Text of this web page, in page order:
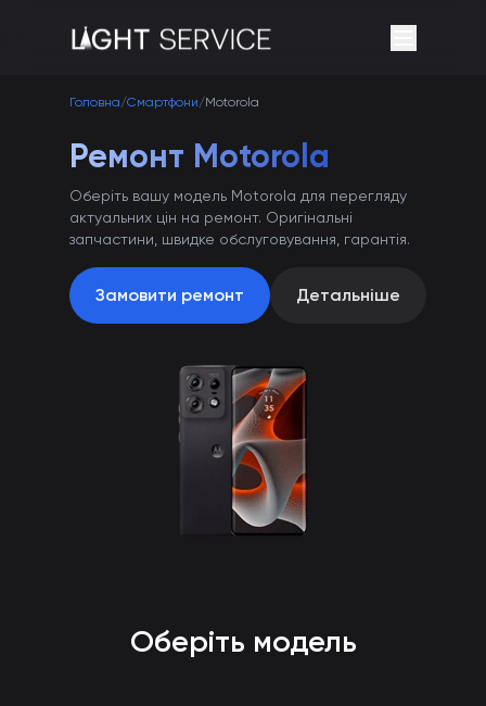
Головна/Смартфони/Motorola
Ремонт Motorola
Оберіть вашу модель Motorola для перегляду
актуальних цін на ремонт. Оригінальні
запчастини, швидке обслуговування, гарантія.
Замовити ремонт Детальніше
Оберіть модель